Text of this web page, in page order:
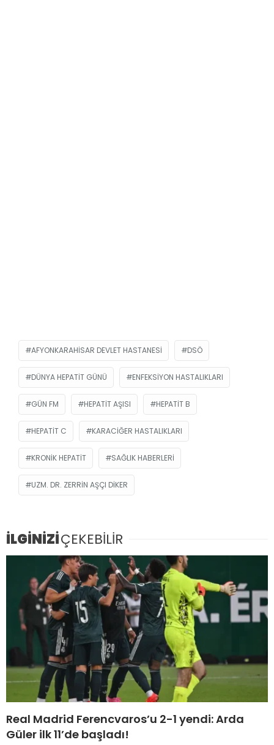
AFYONKARAHISAR DEVLET HASTANESI DSÖ
DÜNYA HEPATIT GÜNÜ ENFEKSIYON HASTALIKLARI
GÜN FM HEPATIT AŞISI HEPATIT B
HEPATIT C KARACIĞER HASTALIKLARI
KRONIK HEPATIT SAĞLIK HABERLERI
UZM. DR. ZERRIN AŞÇI DIKER
İLGİNİZİÇEKEBİLİR
Real Madrid Ferencvaros’u 2-1 yendi: Arda
Güler ilk 11’de başladı!